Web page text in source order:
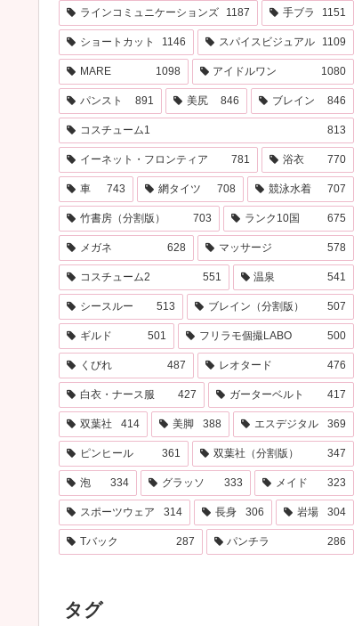
ラインコミュニケーションズ 1187 手ブラ 1151
ショートカット 1146 スパイスビジュアル 1109
MARE 1098 アイドルワン 1080
パンスト 891 美尻 846 ブレイン 846
コスチューム1 813
イーネット・フロンティア 781 浴衣 770
車 743 網タイツ 708 競泳水着 707
竹書房（分割版） 703 ランク10国 675
メガネ 628 マッサージ 578
コスチューム2 551 温泉 541
シースルー 513 ブレイン（分割版） 507
ギルド 501 フリラモ個撮LABO 500
くびれ 487 レオタード 476
白衣・ナース服 427 ガーターベルト 417
双葉社 414 美脚 388 エスデジタル 369
ピンヒール 361 双葉社（分割版） 347
泡 334 グラッソ 333 メイド 323
スポーツウェア 314 長身 306 岩場 304
Tバック 287 パンチラ 286
タグ